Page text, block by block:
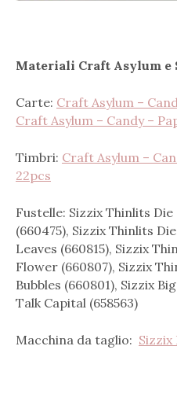
Materiali Craft Asylum e
Carte: Craft Asylum –
Craft Asylum – Candy –
Timbri: Craft Asylum –
22pcs
Fustelle: Sizzix Thinlits
(660475), Sizzix Thinlits
Leaves (660815), Sizzix
Flower (660807), Sizzix
Bubbles (660801), Sizzix
Talk Capital (658563)
Macchina da taglio: Sizzix